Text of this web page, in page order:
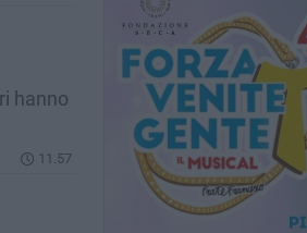
hanno
11.57